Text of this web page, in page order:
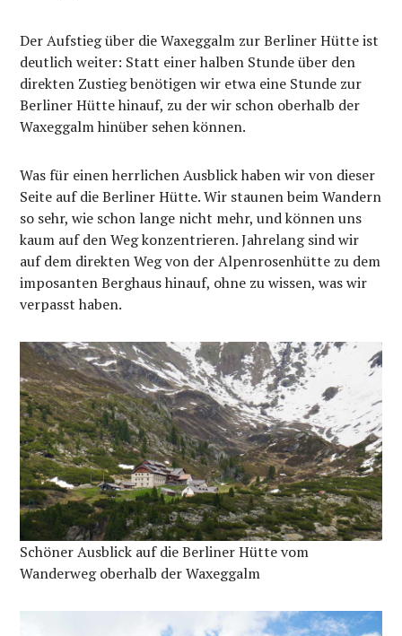
Der Aufstieg über die Waxeggalm zur Berliner Hütte ist
deutlich weiter: Statt einer halben Stunde über den
direkten Zustieg benötigen wir etwa eine Stunde zur
Berliner Hütte hinauf, zu der wir schon oberhalb der
Waxeggalm hinüber sehen können.
Was für einen herrlichen Ausblick haben wir von dieser
Seite auf die Berliner Hütte. Wir staunen beim Wandern
so sehr, wie schon lange nicht mehr, und können uns
kaum auf den Weg konzentrieren. Jahrelang sind wir
auf dem direkten Weg von der Alpenrosenhütte zu dem
imposanten Berghaus hinauf, ohne zu wissen, was wir
verpasst haben.
Schöner Ausblick auf die Berliner Hütte vom
Wanderweg oberhalb der Waxeggalm